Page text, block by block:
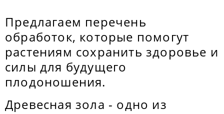
Предлагаем перечень
обработок, которые помогут
растениям сохранить здоровье и
силы для будущего
плодоношения.
Древесная зола - одно из